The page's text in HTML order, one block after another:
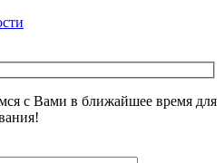
с Вами в ближайшее время для